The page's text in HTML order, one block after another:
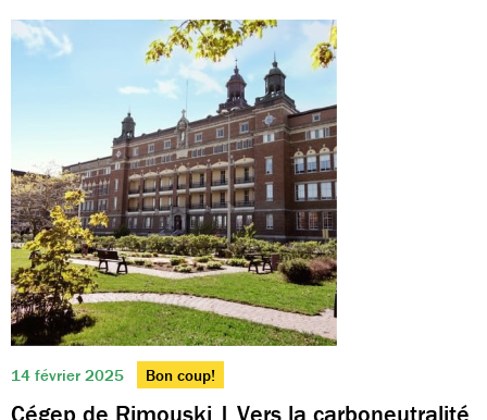
14 février 2025 Bon coup!
Cégep de Rimouski | Vers la carboneutralité